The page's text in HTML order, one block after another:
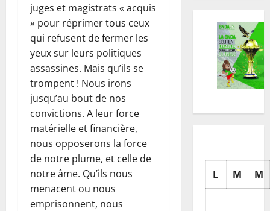
juges et magistrats « acquis
» pour réprimer tous ceux
qui refusent de fermer les
yeux sur leurs politiques
assassines. Mais qu’ils se
trompent ! Nous irons
jusqu’au bout de nos
convictions. A leur force
matérielle et financière,
nous opposerons la force
de notre plume, et celle de
notre âme. Qu’ils nous
menacent ou nous
emprisonnent, nous
L M M